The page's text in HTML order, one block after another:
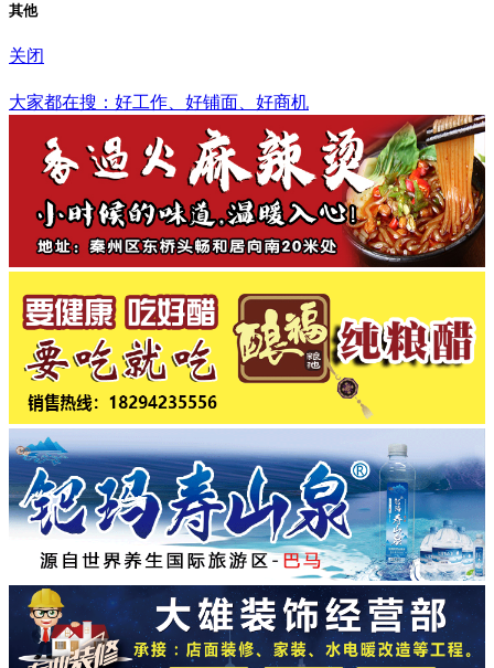
其他
关闭
大家都在搜：好工作、好铺面、好商机